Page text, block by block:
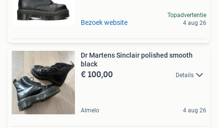
Bezoek website
Topadvertentie
4 aug 26
Dr Martens Sinclair polished smooth
black
€ 100,00 Details
Almelo 4 aug 26